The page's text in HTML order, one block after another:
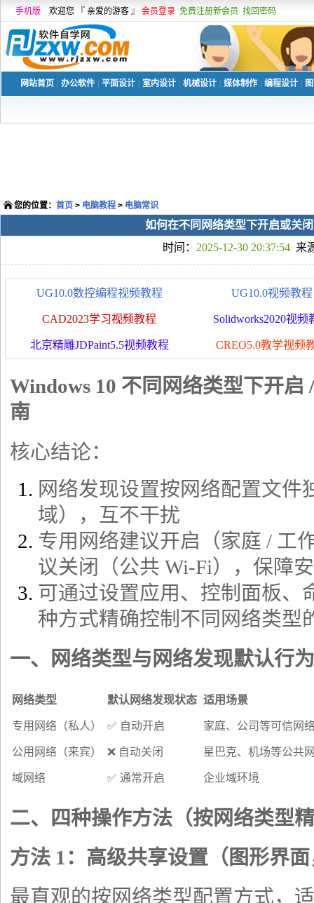
手机版 欢迎您 『 亲爱的游客 』 会员登录 免费注册新会员 找回密码
网站首页 办公软件 平面设计 室内设计 机械设计 媒体制作 编程设计
您的位置： 首页 > 电脑教程 > 电脑常识
如何在不同网络类型下开启或关
时间： 2025-12-30 20:37:54 来
UG10.0数控编程视频教程 UG10.0视频教程
CAD2023学习视频教程 Solidworks2020视频
北京精雕JDPaint5.5视频教程 CREO5.0教学视频
Windows 10 不同网络类型下开启
南
核心结论：
网络发现设置按网络配置文件
域），互不干扰
专用网络建议开启（家庭 / 工
议关闭（公共 Wi-Fi），保障
可通过设置应用、控制面板、
种方式精确控制不同网络类型
一、网络类型与网络发现默认行为
网络类型 默认网络发现状态 适用场景
专用网络（私人） ✅ 自动开启 家庭、公司等可信网
公用网络（来宾） ❌ 自动关闭 星巴克、机场等公共
域网络 ✅ 通常开启 企业域环境
二、四种操作方法（按网络类型
方法 1：高级共享设置（图形界
最直观的按网络类型配置方式，